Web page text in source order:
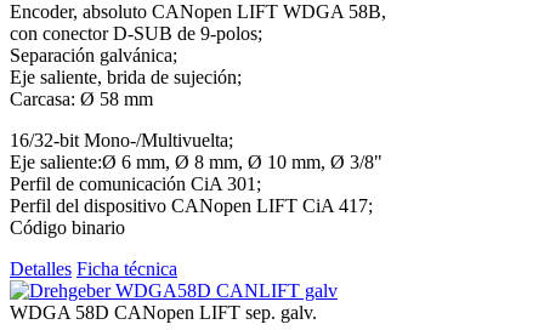
Encoder, absoluto CANopen LIFT WDGA 58B,
con conector D-SUB de 9-polos;
​​​​​​​Separación galvánica;
Eje saliente, brida de sujeción;
Carcasa: Ø 58 mm
16/32-bit Mono-/Multivuelta;
Eje saliente:Ø 6 mm, Ø 8 mm, Ø 10 mm, Ø 3/8"
Perfil de comunicación CiA 301;
Perfil del dispositivo CANopen LIFT CiA 417;
Código binario
Detalles Ficha técnica
WDGA 58D CANopen LIFT sep. galv.